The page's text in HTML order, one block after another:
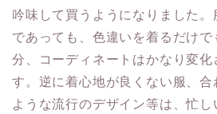
吟味して買うようになりました
であっても、色違いを着るだけ
分、コーディネートはかなり変化
す。逆に着心地が良くない服、合
ような流行のデザイン等は、忙